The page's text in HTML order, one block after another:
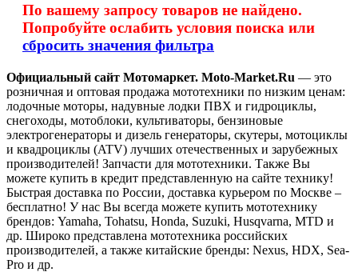
По вашему запросу товаров не найдено.
Попробуйте ослабить условия поиска или
сбросить значения фильтра
Официальный сайт Мотомаркет. Moto-Market.Ru — это
розничная и оптовая продажа мототехники по низким ценам:
лодочные моторы, надувные лодки ПВХ и гидроциклы,
снегоходы, мотоблоки, культиваторы, бензиновые
электрогенераторы и дизель генераторы, скутеры, мотоциклы
и квадроциклы (ATV) лучших отечественных и зарубежных
производителей! Запчасти для мототехники. Также Вы
можете купить в кредит представленную на сайте технику!
Быстрая доставка по России, доставка курьером по Москве –
бесплатно! У нас Вы всегда можете купить мототехнику
брендов: Yamaha, Tohatsu, Honda, Suzuki, Husqvarna, MTD и
др. Широко представлена мототехника российских
производителей, а также китайские бренды: Nexus, HDX, Sea-
Pro и др.